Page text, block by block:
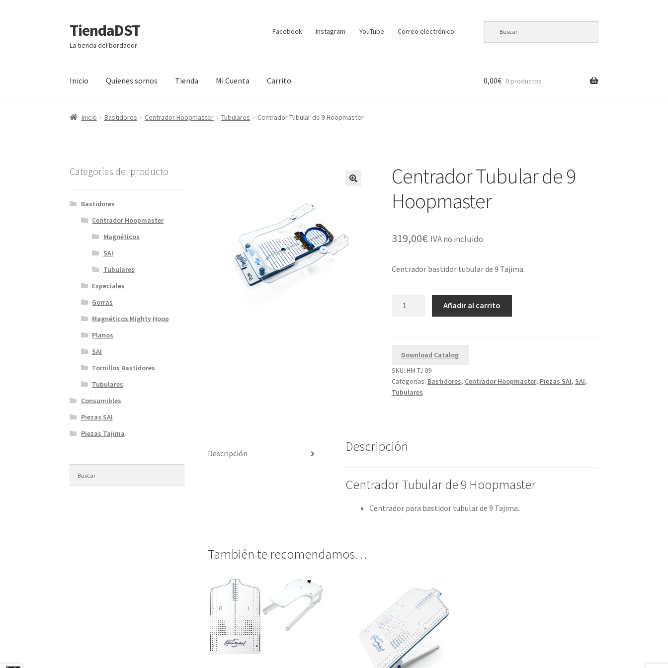
Ir
a
la
Ir
al
contenido
TiendaDST
La tienda del bordador
Facebook Instagram YouTube Correo electrónico
Inicio Quienes somos Tienda Mi Cuenta Carrito 0,00€ 0 productos
Inicio Bastidores Centrador Hoopmaster Tubulares Centrador Tubular de 9 Hoopmaster
Centrador Tubular de 9
Hoopmaster
319,00€ IVA no incluido
Centrador bastidor tubular de 9 Tajima.
Añadir al carrito
Download Catalog
SKU: HM-TJ 09
Categorías: Bastidores, Centrador Hoopmaster, Piezas SAI, SAI,
Tubulares
Descripción Descripción
Centrador Tubular de 9 Hoopmaster
Centrador para bastidor tubular de 9 Tajima.
También te recomendamos…
Categorías del producto
Bastidores
Centrador Hoopmaster
Magnéticos
SAI
Tubulares
Especiales
Gorras
Magnéticos Mighty Hoop
Planos
SAI
Tornillos Bastidores
Tubulares
Consumibles
Piezas SAI
Piezas Tajima